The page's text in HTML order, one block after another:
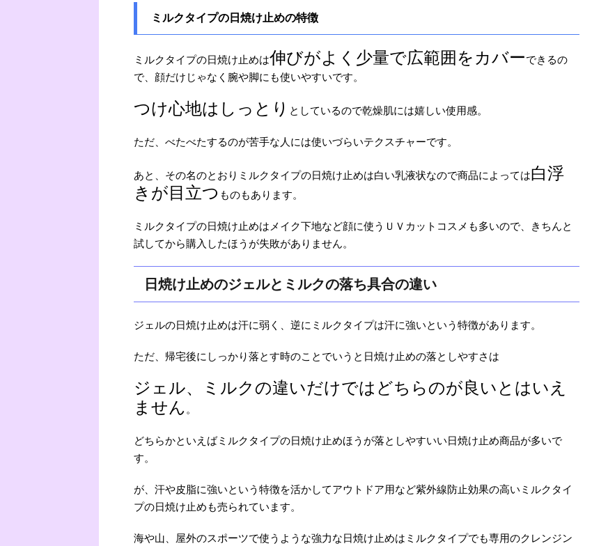
ミルクタイプの日焼け止めの特徴
ミルクタイプの日焼け止めは伸びがよく少量で広範囲をカバーできるの
で、顔だけじゃなく腕や脚にも使いやすいです。
つけ心地はしっとり としているので乾燥肌には嬉しい使用感。
ただ、べたべたするのが苦手な人には使いづらいテクスチャーです。
あと、その名のとおりミルクタイプの日焼け止めは白い乳液状なので商品によっては白浮
きが目立つ ものもあります。
ミルクタイプの日焼け止めはメイク下地など顔に使うＵＶカットコスメも多いので、きちんと
試してから購入したほうが失敗がありません。
日焼け止めのジェルとミルクの落ち具合の違い
ジェルの日焼け止めは汗に弱く、逆にミルクタイプは汗に強いという特徴があります。
ただ、帰宅後にしっかり落とす時のことでいうと日焼け止めの落としやすさは
ジェル、ミルクの違いだけではどちらのが良いとはいえ
ません 。
どちらかといえばミルクタイプの日焼け止めほうが落としやすいい日焼け止め商品が多いで
す。
が、汗や皮脂に強いという特徴を活かしてアウトドア用など紫外線防止効果の高いミルクタイ
プの日焼け止めも売られています。
海や山、屋外のスポーツで使うような強力な日焼け止めはミルクタイプでも専用のクレンジン